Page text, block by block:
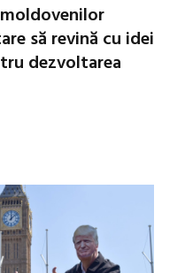
să revină cu idei
dezvoltarea